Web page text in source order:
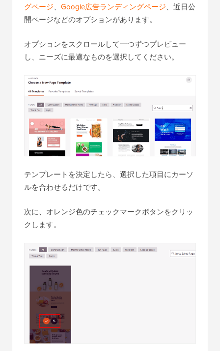
グページ、 Google広告ランディングページ、近日公
開ページなどのオプションがあります。
オプションをスクロールして一つずつプレビュー
し、ニーズに最適なものを選択してください。
テンプレートを決定したら、選択した項目にカーソ
ルを合わせるだけです。
次に、オレンジ色のチェックマークボタンをクリッ
クします。